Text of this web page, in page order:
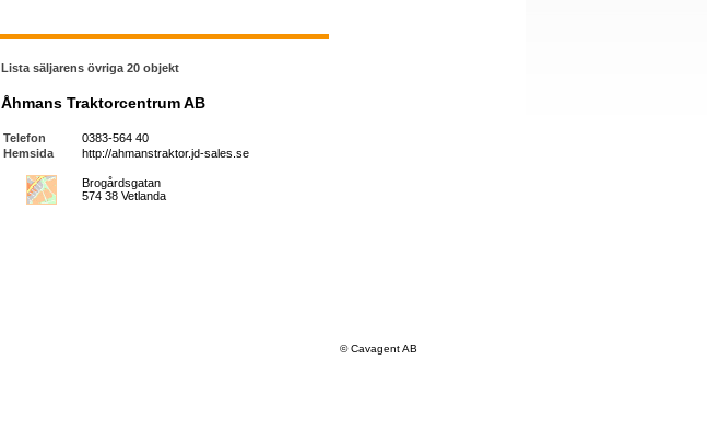
Lista säljarens övriga 20 objekt
Åhmans Traktorcentrum AB
Telefon
0383-564 40
Hemsida
http://ahmanstraktor.jd-sales.se
Brogårdsgatan
574 38 Vetlanda
© Cavagent AB